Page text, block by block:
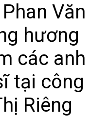
Văn
hương
các anh
tại công
Riêng